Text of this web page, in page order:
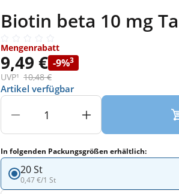
Biotin beta 10 mg
Mengenrabatt
9,49 € -9%3
UVP¹ 10,48 €
Artikel verfügbar
In folgenden Packungsgrößen erhältlich:
20 St
0,47 €/1 St